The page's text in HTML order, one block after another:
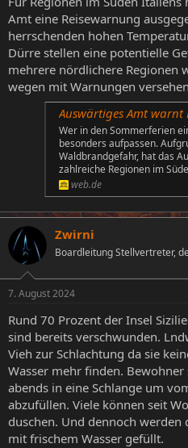
Amt eine Reisewarnung
herrschenden hohen
Dürre stellen eine potentielle
mehrere nördlichere Regionen
wegen mit Warnungen
Auswärtiges Amt warnt
Wer in den Sommerferien
besonders aufpassen.
Waldbrandgefahr, hat das
zahlreiche Regionen im
web.de
Zwirni
Boardleitung Stellvertreter,
7. August 2024
Rund 70 Prozent der Insel
sind bereits verschwunden.
Vieh zur Schlachtung da sie
Wasser mehr finden.
abends in eine Schlange um
abzufüllen. Viele können seit
duschen. Und dennoch werden
mit frischem Wasser gefüllt.